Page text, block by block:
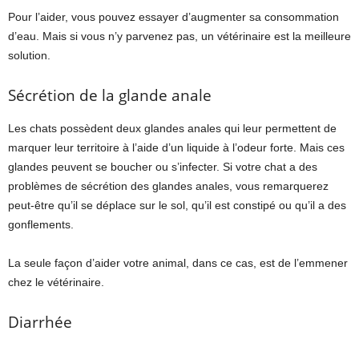
Pour l’aider, vous pouvez essayer d’augmenter sa consommation
d’eau. Mais si vous n’y parvenez pas, un vétérinaire est la meilleure
solution.
Sécrétion de la glande anale
Les chats possèdent deux glandes anales qui leur permettent de
marquer leur territoire à l’aide d’un liquide à l’odeur forte. Mais ces
glandes peuvent se boucher ou s’infecter. Si votre chat a des
problèmes de sécrétion des glandes anales, vous remarquerez
peut-être qu’il se déplace sur le sol, qu’il est constipé ou qu’il a des
gonflements.
La seule façon d’aider votre animal, dans ce cas, est de l’emmener
chez le vétérinaire.
Diarrhée